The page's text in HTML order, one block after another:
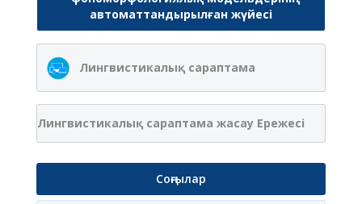
автоматтандырылған жүйесі
Лингвистикалық сараптама
Лингвистикалық сараптама жасау Ережесі
Соңғылар